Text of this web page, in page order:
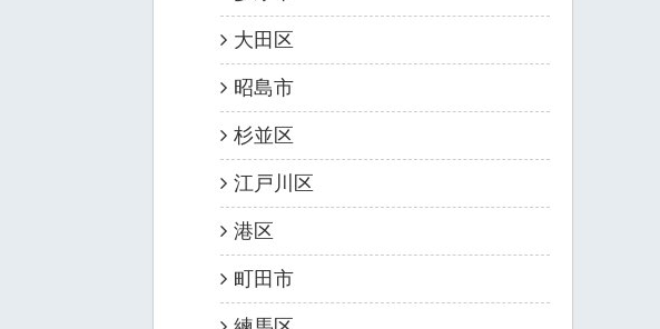
大田区
昭島市
杉並区
江戸川区
港区
町田市